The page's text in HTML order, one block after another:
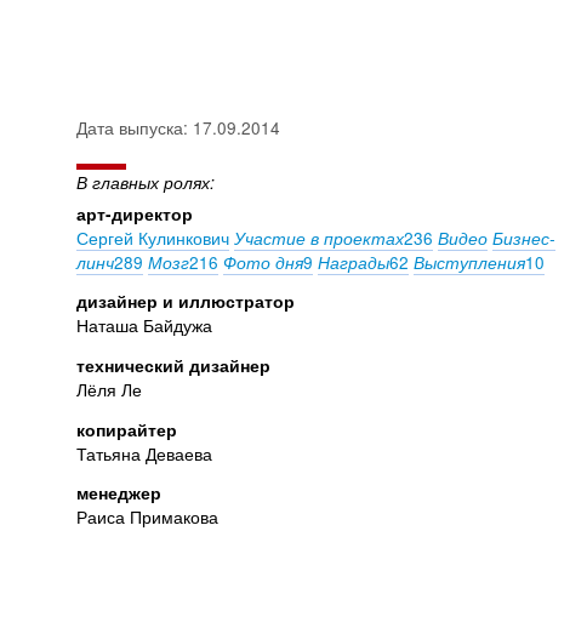
Дата выпуска: 17.09.2014
В главных ролях:
арт-директор
Сергей Кулинкович Участие в проектах236 Видео Бизнес-
линч289 Мозг216 Фото дня9 Награды62 Выступления10
дизайнер и иллюстратор
Наташа Байдужа
технический дизайнер
Лёля Ле
копирайтер
Татьяна Деваева
менеджер
Раиса Примакова